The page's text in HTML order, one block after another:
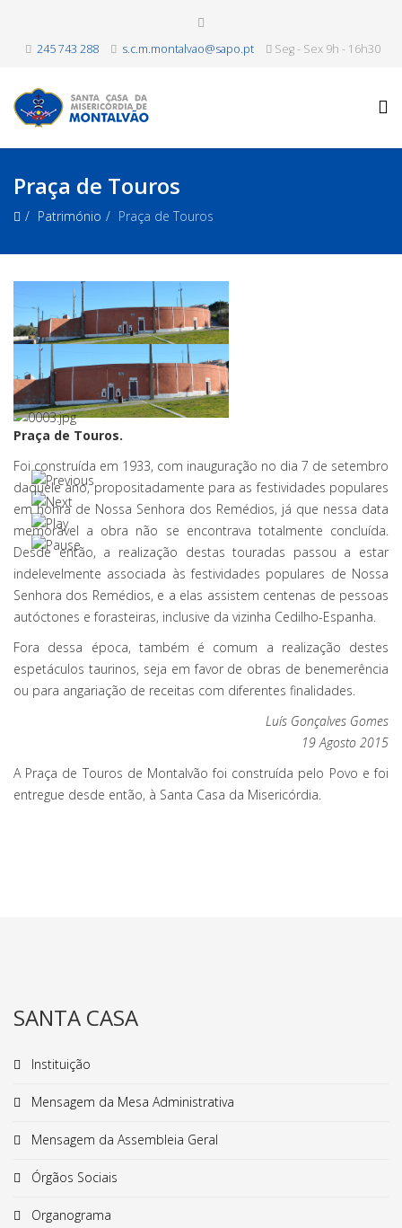
245 743 288 s.c.m.montalvao@sapo.pt Seg - Sex 9h - 16h30
Praça de Touros
Património Praça de Touros
Praça de Touros.
Foi construída em 1933, com inauguração no dia 7 de setembro
daquele ano, propositadamente para as festividades populares
em honra de Nossa Senhora dos Remédios, já que nessa data
memorável a obra não se encontrava totalmente concluída.
Desde então, a realização destas touradas passou a estar
indelevelmente associada às festividades populares de Nossa
Senhora dos Remédios, e a elas assistem centenas de pessoas
autóctones e forasteiras, inclusive da vizinha Cedilho-Espanha.
Fora dessa época, também é comum a realização destes
espetáculos taurinos, seja em favor de obras de benemerência
ou para angariação de receitas com diferentes finalidades.
Luís Gonçalves Gomes
19 Agosto 2015
A Praça de Touros de Montalvão foi construída pelo Povo e foi
entregue desde então, à Santa Casa da Misericórdia.
SANTA CASA
Instituição
Mensagem da Mesa Administrativa
Mensagem da Assembleia Geral
Órgãos Sociais
Organograma